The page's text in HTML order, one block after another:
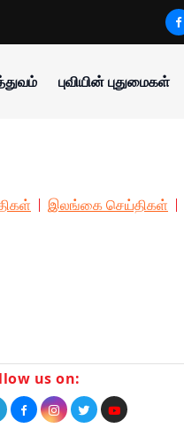
புவியின் புதுமைகள்
இலங்கை செய்திகள்
us on: